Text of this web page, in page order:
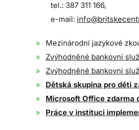
tel.: 387 311 166,
e-mail:
Mezinárodní jazykové
Zvýhodněné bankovní
Zvýhodněné bankovní
Dětská skupina pro děti
Microsoft Office zdarma
Práce v instituci